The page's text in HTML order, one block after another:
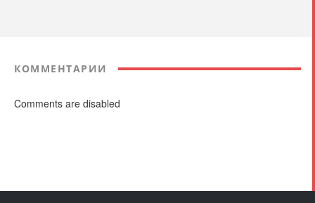
КОММЕНТАРИИ
Comments are disabled